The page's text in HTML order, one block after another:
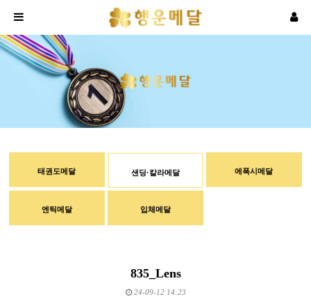
태권도메달 샌딩·칼라메달 에폭시메달
엔틱메달 입체메달
835_Lens
24-09-12 14:23